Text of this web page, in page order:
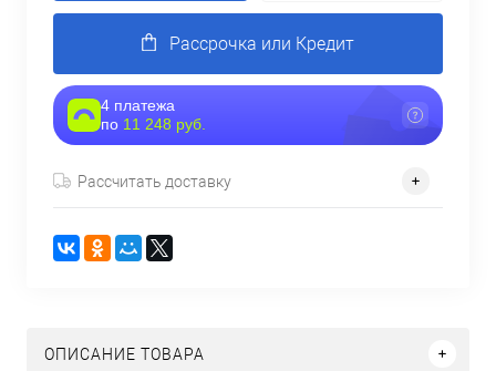
Рассрочка или Кредит
4 платежа
по 11 248 руб.
Рассчитать доставку
ОПИСАНИЕ ТОВАРА